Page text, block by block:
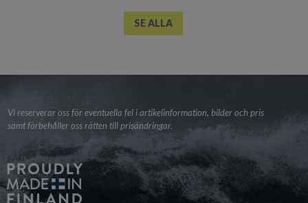
SE ALLA
Vi reserverar oss för eventuella fel i artikelinformation, bilder och pris
samt förbehåller oss rätten till prisändringar.